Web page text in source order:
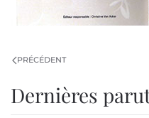
PRÉCÉDENT
Dernières